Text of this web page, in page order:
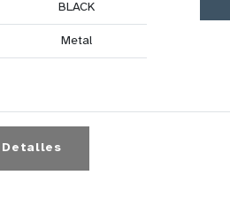
BLACK
Metal
Detalles